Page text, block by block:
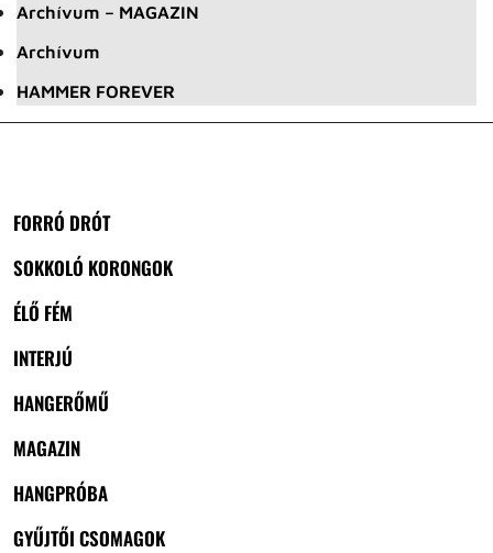
Archívum – MAGAZIN
Archívum
HAMMER FOREVER
FORRÓ DRÓT
SOKKOLÓ KORONGOK
ÉLŐ FÉM
INTERJÚ
HANGERŐMŰ
MAGAZIN
HANGPRÓBA
GYŰJTŐI CSOMAGOK